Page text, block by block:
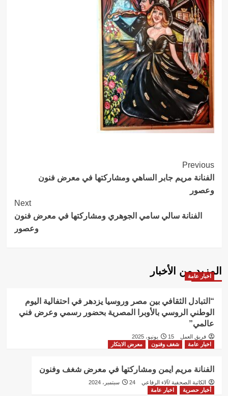
Post
Navigation
Previous
الفنانة مريم جابر الساهي ومشاركتها في معرض فنون
وعصور
Next
الفنانة سالي سامي الجوهري ومشاركتها في معرض فنون
وعصور
المزيد من الأخبار
اخبار عامة
“التبادل الثقافي بين مصر وروسيا يزدهر في احتفالية اليوم
الوطني الروسي بالأوبرا المصرية بحضور رسمي وعرض فني
عالمي”
فريق العمل
15 يونيو، 2025
اخبار عامة
شغف وفنون معرض الابتكار
الفنانة مريم ايمن ومشاركتها في معرض شغف وفنون
الكاتبة الصحفية /آلاء الرفاعي
24 سبتمبر، 2024
أخبار حصرية
اخبار عامة